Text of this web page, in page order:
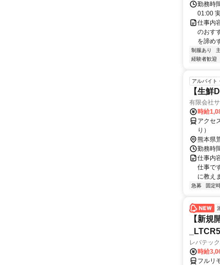
勤務時
01:00
仕事内
のおす
を諦め
制服あり
経験者歓迎
アルバイト
【生
有限会社
時給
アクセス: ・JR荒尾駅より車で10分 ※車・バイク・自転車通勤OK
り）
熊本県
勤務時
仕事内
仕事で
に教え
急募 固定
【新規
レバテッ
時給
フルリ